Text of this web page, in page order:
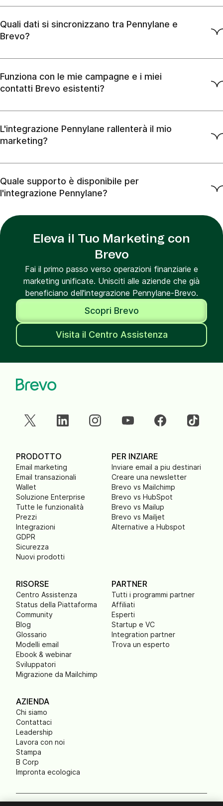
Quali dati si sincronizzano tra Pennylane e
Brevo?
Funziona con le mie campagne e i miei
contatti Brevo esistenti?
L'integrazione Pennylane rallenterà il mio
marketing?
Quale supporto è disponibile per
l'integrazione Pennylane?
Eleva il Tuo Marketing con
Brevo
Fai il primo passo verso operazioni finanziarie e
marketing unificate. Unisciti alle aziende che già
beneficiano dell'integrazione Pennylane-Brevo.
Scopri Brevo
Visita il Centro Assistenza
PRODOTTO
Email marketing
Email transazionali
Wallet
Soluzione Enterprise
Tutte le funzionalità
Prezzi
Integrazioni
GDPR
Sicurezza
Nuovi prodotti
PER INZIARE
Inviare email a piu destinari
Creare una newsletter
Brevo vs Mailchimp
Brevo vs HubSpot
Brevo vs Mailup
Brevo vs Mailjet
Alternative a Hubspot
RISORSE
Centro Assistenza
Status della Piattaforma
Community
Blog
Glossario
Modelli email
Ebook & webinar
Sviluppatori
Migrazione da Mailchimp
PARTNER
Tutti i programmi partner
Affiliati
Esperti
Startup e VC
Integration partner
Trova un esperto
AZIENDA
Chi siamo
Contattaci
Leadership
Lavora con noi
Stampa
B Corp
Impronta ecologica